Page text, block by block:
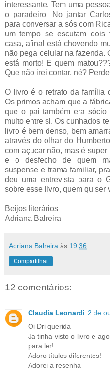
interessante. Tem uma
o paradeiro. No jantar
para conversar a sós com
um tempo se escutam dois
casa, afinal está chovendo
não pega celular na fazenda.
está morto! E quem
Que não irei contar, né?
O livro é o retrato da família
Os primos acham que a
que o pai também era sócio
muito entre si. Os cunhados
livro é bem denso, bem
através do olhar do
com açucar não, mas é super
e o desfecho de quem
suspense e trama familiar,
deu uma entrevista para o
sobre esse livro, quem quiser
Beijos literários
Adriana Balreira
Adriana Balreira às 19:36
Compartilhar
12 comentários:
Claudia Leonardi 2 de
Oi Dri querida
Ja tinha visto o livro e
para ler!
Adoro títulos diferentes!
Adorei a resenha